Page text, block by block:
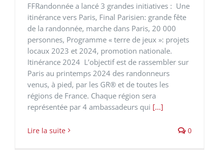
FFRandonnée a lancé 3 grandes initiatives : Une
itinérance vers Paris, Final Parisien: grande fête
de la randonnée, marche dans Paris, 20 000
personnes,​ Programme « terre de jeux »: projets
locaux 2023 et 2024, promotion nationale.
Itinérance 2024 L’objectif est de rassembler sur
Paris au printemps 2024 des randonneurs
venus, à pied, par les GR® et de toutes les
régions de France. Chaque région sera
représentée par 4 ambassadeurs qui [...]
Lire la suite 0